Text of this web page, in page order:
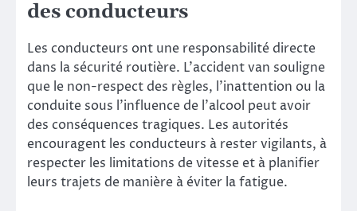
des conducteurs
Les conducteurs ont une responsabilité directe
dans la sécurité routière. L’accident van souligne
que le non-respect des règles, l’inattention ou la
conduite sous l’influence de l’alcool peut avoir
des conséquences tragiques. Les autorités
encouragent les conducteurs à rester vigilants, à
respecter les limitations de vitesse et à planifier
leurs trajets de manière à éviter la fatigue.